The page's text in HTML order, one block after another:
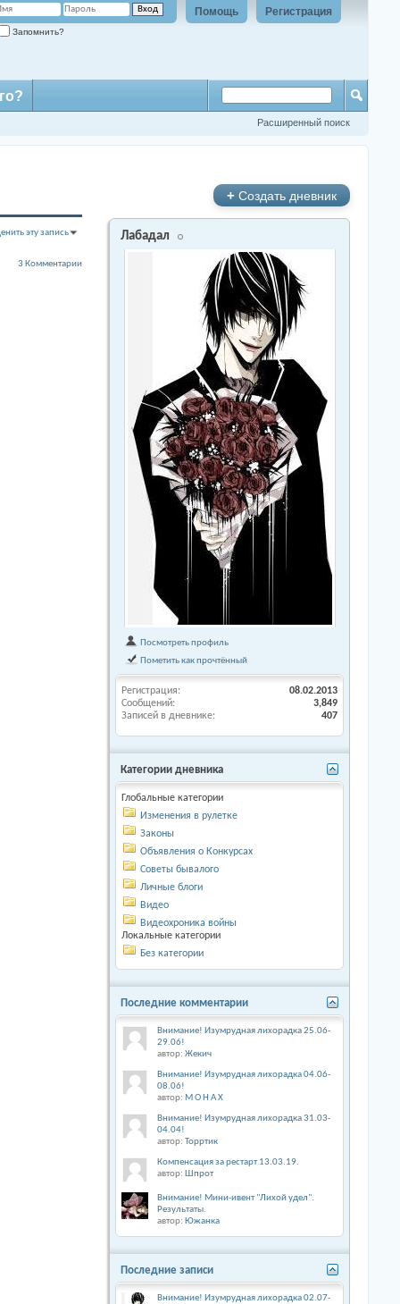
Регистрация
Помощь
Запомнить?
Расширенный поиск
эту запись
3 Комментарии
+ Создать дневник
Лабадал
Посмотреть профиль
Пометить как прочтённый
Регистрация
08.02.2013
Сообщений
3,849
Записей в дневнике
407
Категории дневника
Глобальные категории
Изменения в рулетке
Законы
Объявления о Конкурсах
Советы бывалого
Личные блоги
Видео
Видеохроника войны
Локальные категории
Без категории
Последние комментарии
Внимание! Изумрудная лихорадка 25.06-
29.06!
автор: Жекич
Внимание! Изумрудная лихорадка 04.06-
08.06!
автор: М О Н А Х
Внимание! Изумрудная лихорадка 31.03-
04.04!
автор: Торртик
Компенсация за рестарт 13.03.19.
автор: Шпрот
Внимание! Мини-ивент "Лихой удел".
Результаты.
автор: Южанка
Последние записи
Внимание! Изумрудная лихорадка 02.07-